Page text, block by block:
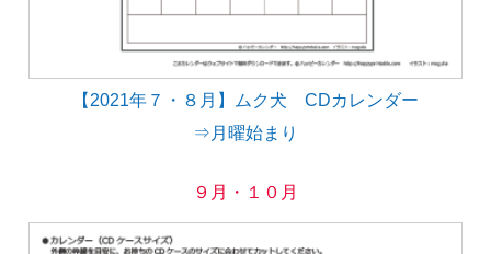
【2021年７・８月】ムク犬 CDカレンダー
⇒月曜始まり
９月・１０月